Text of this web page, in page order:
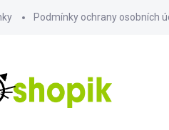
Podmínky ochrany osobních